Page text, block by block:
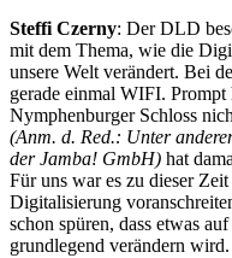
Steffi Czerny: Der DLD
mit dem Thema, wie die
unsere Welt verändert. Bei
gerade einmal WIFI.
Nymphenburger Schloss
(Anm. d. Red.: Unter
der Jamba! GmbH) hat
Für uns war es zu dieser
Digitalisierung
schon spüren, dass etwas
grundlegend verändern wird.